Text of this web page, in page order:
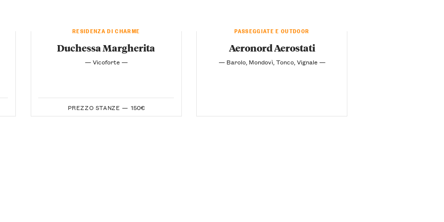
RESIDENZA DI CHARME
Duchessa Margherita
— Vicoforte —
PREZZO STANZE — 150€
PASSEGGIATE E OUTDOOR
Aeronord Aerostati
— Barolo, Mondovì, Tonco, Vignale —